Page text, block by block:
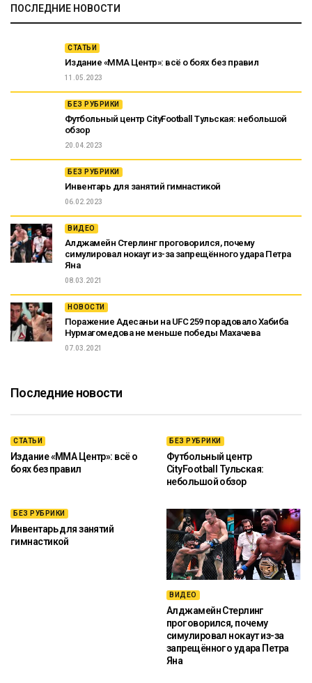
ПОСЛЕДНИЕ НОВОСТИ
СТАТЬИ
Издание «ММА Центр»: всё о боях без правил
11.05.2023
БЕЗ РУБРИКИ
Футбольный центр CityFootball Тульская: небольшой
обзор
20.04.2023
БЕЗ РУБРИКИ
Инвентарь для занятий гимнастикой
06.02.2023
ВИДЕО
Алджамейн Стерлинг проговорился, почему
симулировал нокаут из-за запрещённого удара Петра
Яна
08.03.2021
НОВОСТИ
Поражение Адесаньи на UFC 259 порадовало Хабиба
Нурмагомедова не меньше победы Махачева
07.03.2021
Последние новости
СТАТЬИ
Издание «ММА Центр»: всё о
боях без правил
БЕЗ РУБРИКИ
Футбольный центр
CityFootball Тульская:
небольшой обзор
БЕЗ РУБРИКИ
Инвентарь для занятий
гимнастикой
ВИДЕО
Алджамейн Стерлинг
проговорился, почему
симулировал нокаут из-за
запрещённого удара Петра
Яна